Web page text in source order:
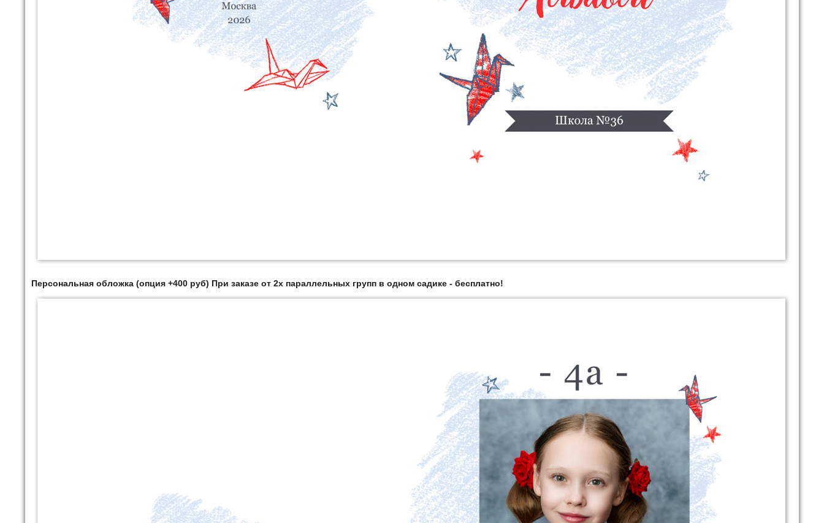
Персональная обложка (опция +400 руб) При заказе от 2х параллельных групп в одном садике - бесплатно!